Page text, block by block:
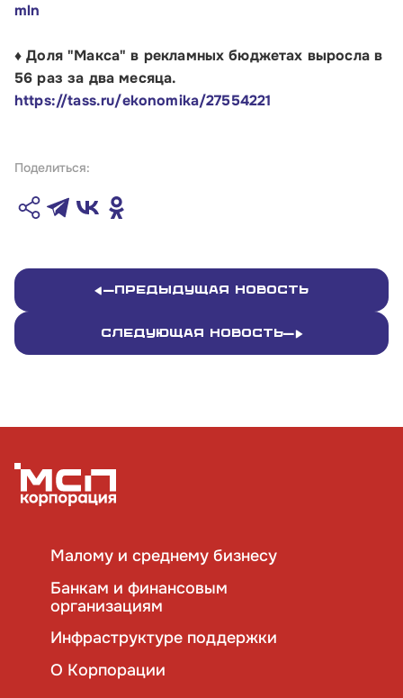
по будням с 10:00 до 19:00
Почтовый адрес:
mln
♦ Доля "Макса" в рекламных бюджетах выросла в
56 раз за два месяца.
https://tass.ru/ekonomika/27554221
Поделиться:
Предыдущая новость
Следующая новость
Малому и среднему бизнесу
Банкам и финансовым
организациям
Инфраструктуре поддержки
О Корпорации